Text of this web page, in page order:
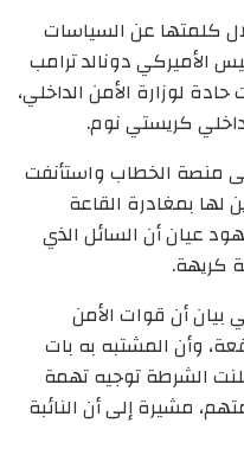
كلمتها عن السياسات
الأميركي دونالد ترامب
لوزارة الأمن الداخلي،
كريستي نوم.
منصة الخطاب واستأنفت
بمغادرة القاعة
عيان أن السائل الذي
كريهة.
بيان أن قوات الأمن
وأن المشتبه به بات
الشرطة توجيه تهمة
مشيرة إلى أن النائبة